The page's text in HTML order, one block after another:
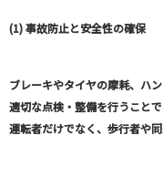
(1) 事故防止と安全性の確保
ブレーキやタイヤの摩耗、ハ
適切な点検・整備を行うこと
運転者だけでなく、歩行者や